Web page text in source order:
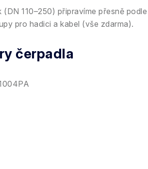
(DN 110–250) připravíme přesně podle
pro hadici a kabel (vše zdarma).
čerpadla